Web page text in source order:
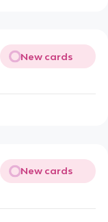
New cards
New cards